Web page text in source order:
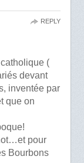
(
devant
inventée par
que on
pour
Bourbons
REPLY